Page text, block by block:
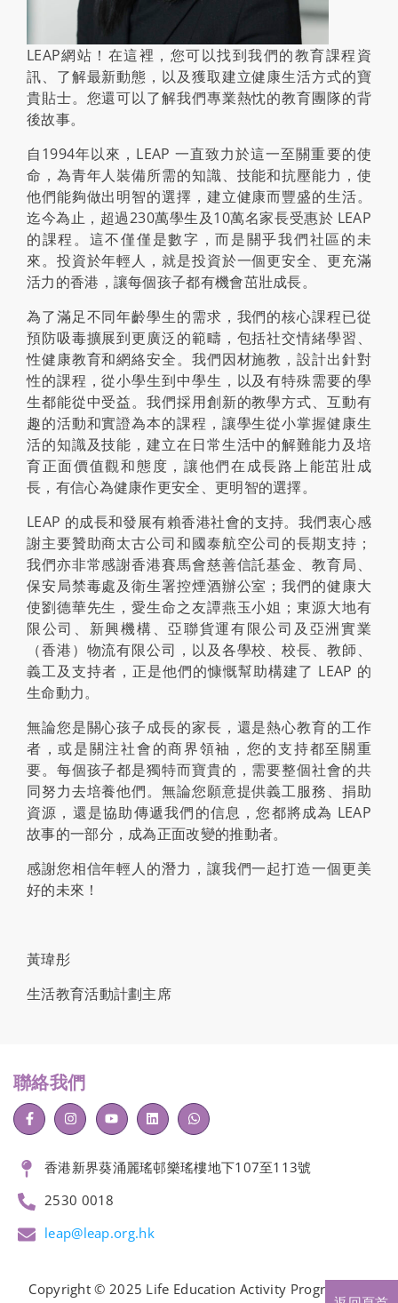
LEAP網站！在這裡，您可以找到我們的教育課程資
訊、了解最新動態，以及獲取建立健康生活方式的寶
貴貼士。您還可以了解我們專業熱忱的教育團隊的背
後故事。
自1994年以來，LEAP 一直致力於這一至關重要的使
命，為青年人裝備所需的知識、技能和抗壓能力，使
他們能夠做出明智的選擇，建立健康而豐盛的生活。
迄今為止，超過230萬學生及10萬名家長受惠於 LEAP
的課程。這不僅僅是數字，而是關乎我們社區的未
來。投資於年輕人，就是投資於一個更安全、更充滿
活力的香港，讓每個孩子都有機會茁壯成長。
為了滿足不同年齡學生的需求，我們的核心課程已從
預防吸毒擴展到更廣泛的範疇，包括社交情緒學習、
性健康教育和網絡安全。我們因材施教，設計出針對
性的課程，從小學生到中學生，以及有特殊需要的學
生都能從中受益。我們採用創新的教學方式、互動有
趣的活動和實證為本的課程，讓學生從小掌握健康生
活的知識及技能，建立在日常生活中的解難能力及培
育正面價值觀和態度，讓他們在成長路上能茁壯成
長，有信心為健康作更安全、更明智的選擇。
LEAP 的成長和發展有賴香港社會的支持。我們衷心感
謝主要贊助商太古公司和國泰航空公司的長期支持；
我們亦非常感謝香港賽馬會慈善信託基金、教育局、
保安局禁毒處及衛生署控煙酒辦公室；我們的健康大
使劉德華先生，愛生命之友譚燕玉小姐；東源大地有
限公司、新興機構、亞聯貨運有限公司及亞洲實業
（香港）物流有限公司，以及各學校、校長、教師、
義工及支持者，正是他們的慷慨幫助構建了 LEAP 的
生命動力。
無論您是關心孩子成長的家長，還是熱心教育的工作
者，或是關注社會的商界領袖，您的支持都至關重
要。每個孩子都是獨特而寶貴的，需要整個社會的共
同努力去培養他們。無論您願意提供義工服務、捐助
資源，還是協助傳遞我們的信息，您都將成為 LEAP
故事的一部分，成為正面改變的推動者。
感謝您相信年輕人的潛力，讓我們一起打造一個更美
好的未來！
黃瑋彤
生活教育活動計劃主席
聯絡我們
香港新界葵涌麗瑤邨樂瑤樓地下107至113號
2530 0018
leap@leap.org.hk
Copyright © 2025 Life Education Activity Programme.